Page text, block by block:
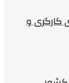
کارگری و